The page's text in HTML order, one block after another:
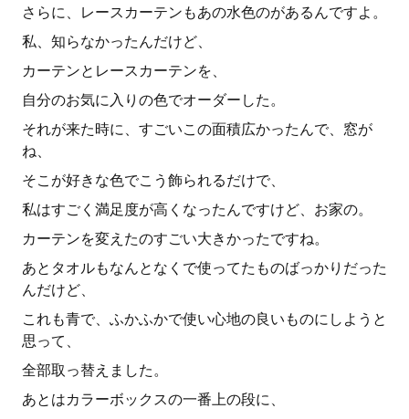
さらに、レースカーテンもあの水色のがあるんですよ。
私、知らなかったんだけど、
カーテンとレースカーテンを、
自分のお気に入りの色でオーダーした。
それが来た時に、すごいこの面積広かったんで、窓が
ね、
そこが好きな色でこう飾られるだけで、
私はすごく満足度が高くなったんですけど、お家の。
カーテンを変えたのすごい大きかったですね。
あとタオルもなんとなくで使ってたものばっかりだった
んだけど、
これも青で、ふかふかで使い心地の良いものにしようと
思って、
全部取っ替えました。
あとはカラーボックスの一番上の段に、